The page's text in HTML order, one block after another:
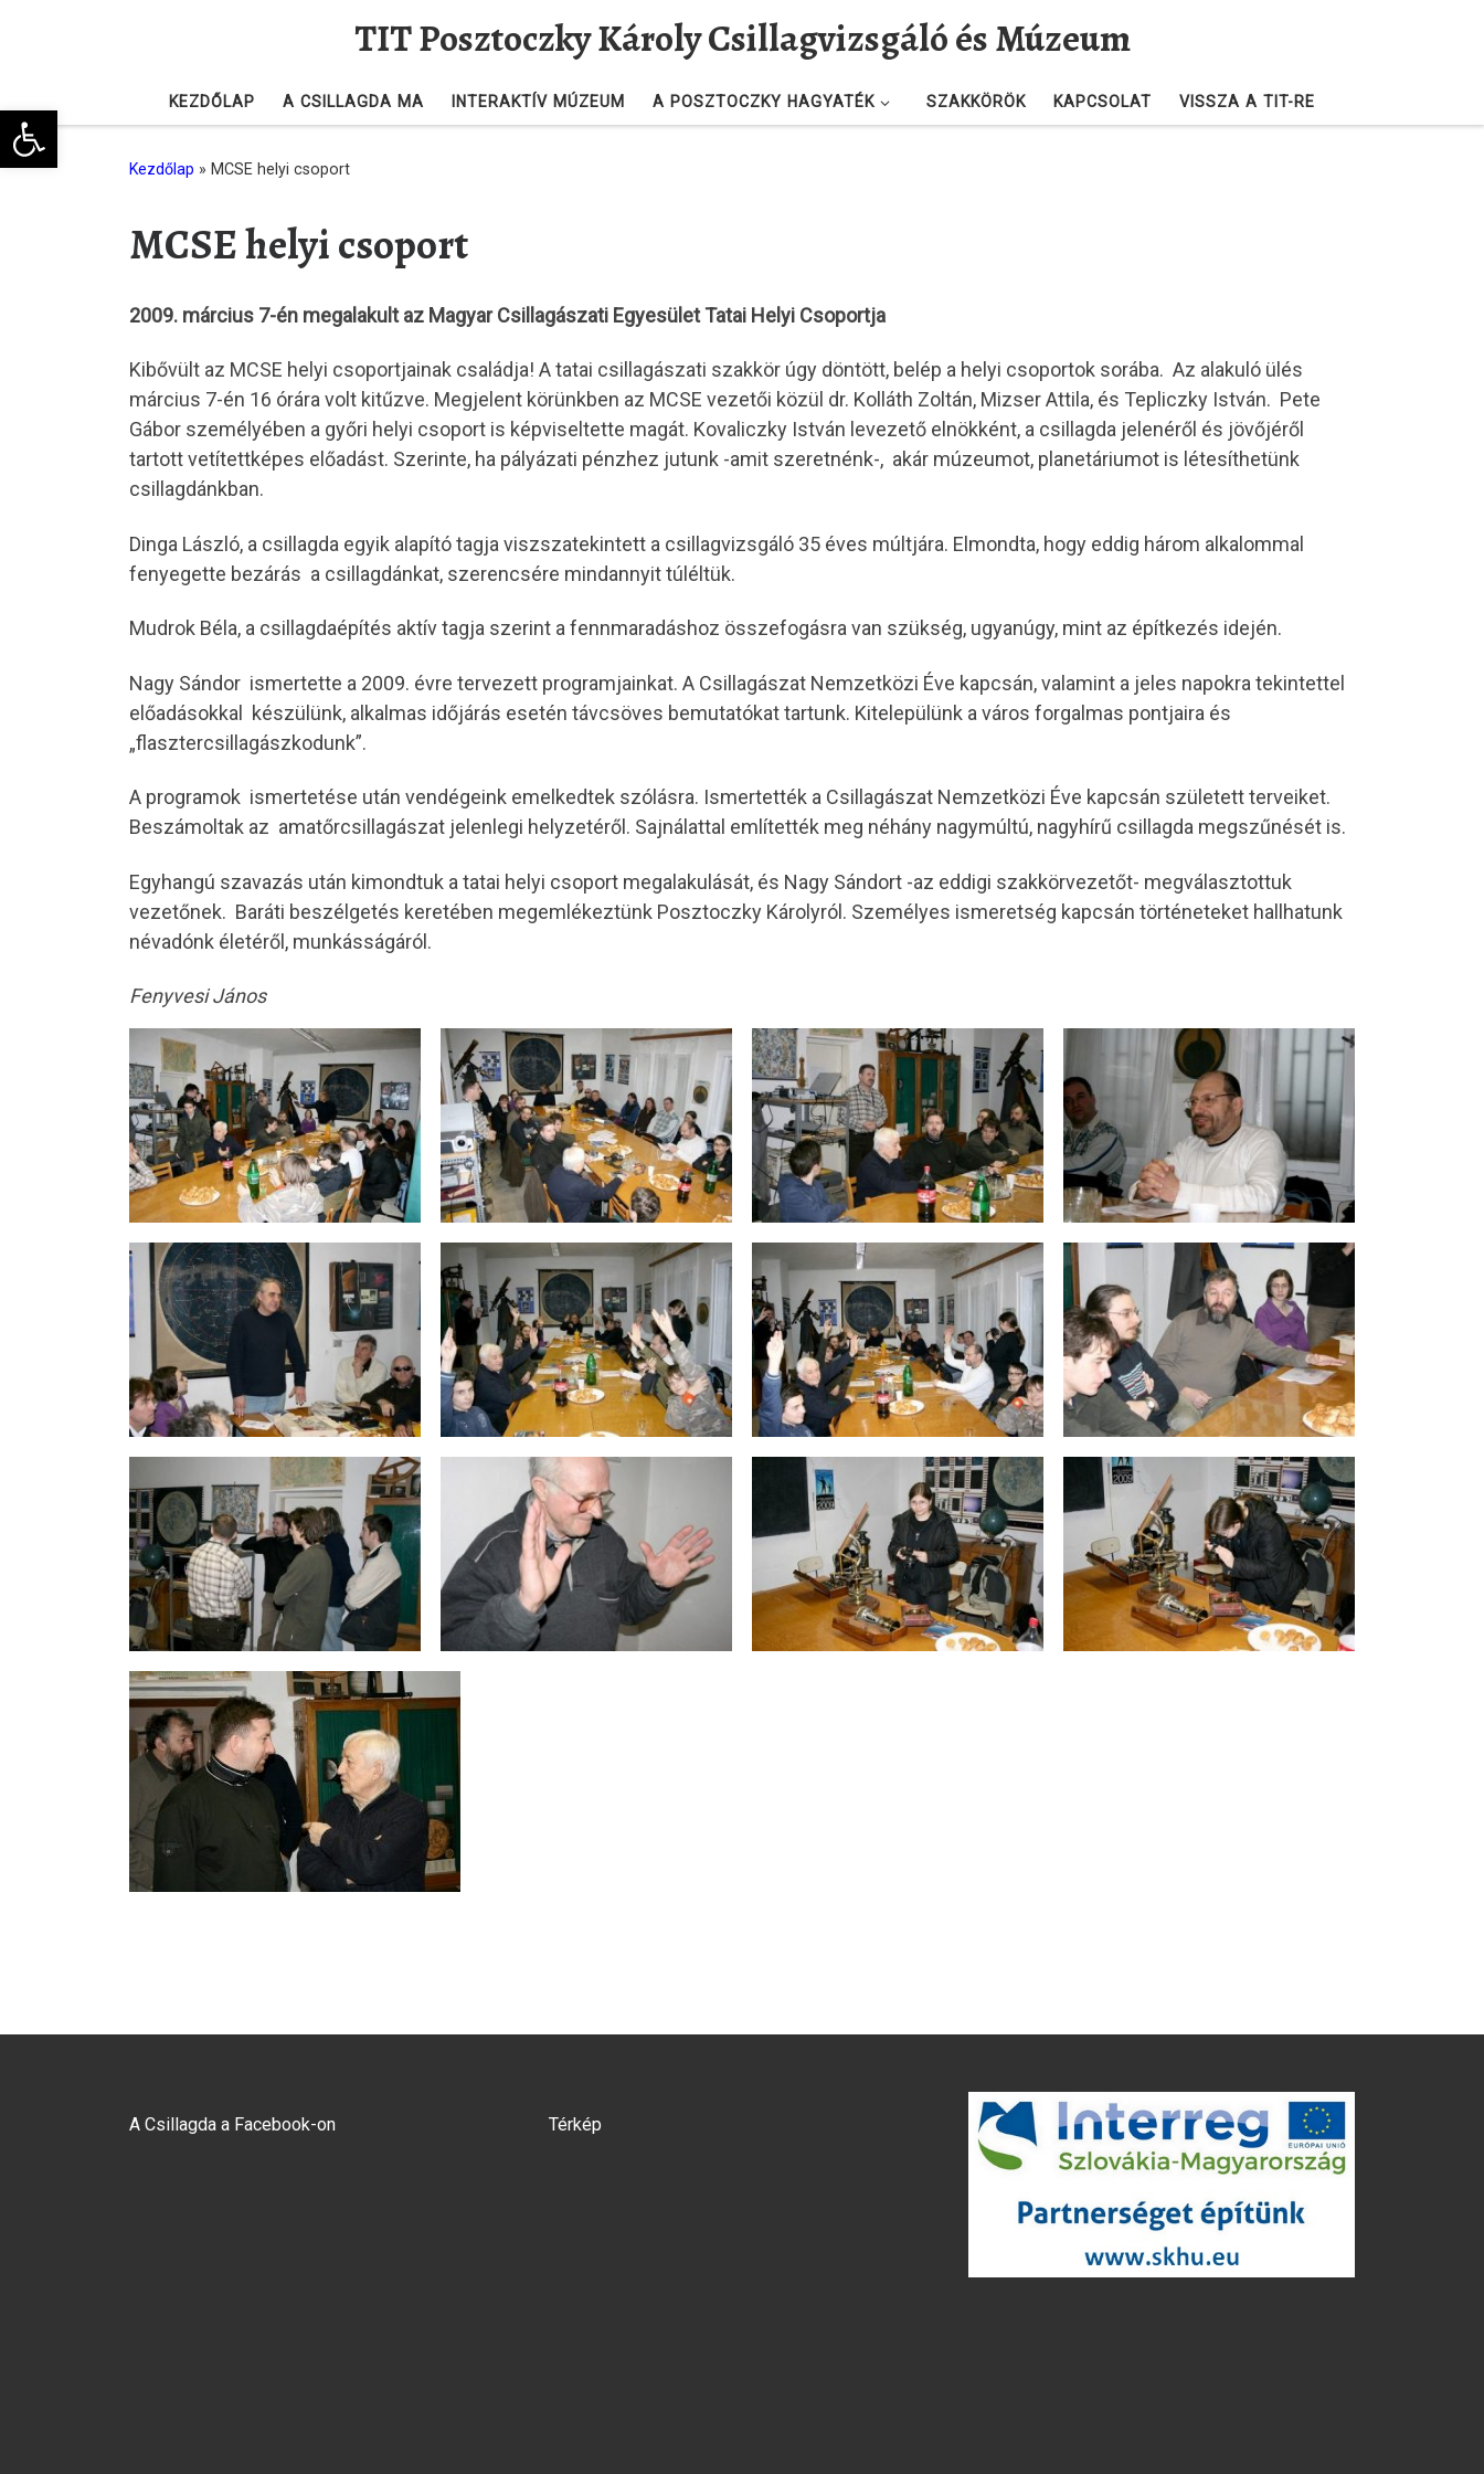
Eszköztár megnyitása
TIT Posztoczky Károly Csillagvizsgáló és Múzeum
KEZDŐLAP A CSILLAGDA MA INTERAKTÍV MÚZEUM A POSZTOCZKY HAGYATÉK SZAKKÖRÖK KAPCSOLAT VISSZA A TIT-RE
Kezdőlap » MCSE helyi csoport
MCSE helyi csoport
2009. március 7-én megalakult az Magyar Csillagászati Egyesület Tatai Helyi Csoportja
Kibővült az MCSE helyi csoportjainak családja! A tatai csillagászati szakkör úgy döntött, belép a helyi csoportok sorába. Az alakuló ülés
március 7-én 16 órára volt kitűzve. Megjelent körünkben az MCSE vezetői közül dr. Kolláth Zoltán, Mizser Attila, és Tepliczky István. Pete
Gábor személyében a győri helyi csoport is képviseltette magát. Kovaliczky István levezető elnökként, a csillagda jelenéről és jövőjéről
tartott vetítettképes előadást. Szerinte, ha pályázati pénzhez jutunk -amit szeretnénk-, akár múzeumot, planetáriumot is létesíthetünk
csillagdánkban.
Dinga László, a csillagda egyik alapító tagja viszszatekintett a csillagvizsgáló 35 éves múltjára. Elmondta, hogy eddig három alkalommal
fenyegette bezárás a csillagdánkat, szerencsére mindannyit túléltük.
Mudrok Béla, a csillagdaépítés aktív tagja szerint a fennmaradáshoz összefogásra van szükség, ugyanúgy, mint az építkezés idején.
Nagy Sándor ismertette a 2009. évre tervezett programjainkat. A Csillagászat Nemzetközi Éve kapcsán, valamint a jeles napokra tekintettel
előadásokkal készülünk, alkalmas időjárás esetén távcsöves bemutatókat tartunk. Kitelepülünk a város forgalmas pontjaira és
„flasztercsillagászkodunk”.
A programok ismertetése után vendégeink emelkedtek szólásra. Ismertették a Csillagászat Nemzetközi Éve kapcsán született terveiket.
Beszámoltak az amatőrcsillagászat jelenlegi helyzetéről. Sajnálattal említették meg néhány nagymúltú, nagyhírű csillagda megszűnését is.
Egyhangú szavazás után kimondtuk a tatai helyi csoport megalakulását, és Nagy Sándort -az eddigi szakkörvezetőt- megválasztottuk
vezetőnek. Baráti beszélgetés keretében megemlékeztünk Posztoczky Károlyról. Személyes ismeretség kapcsán történeteket hallhatunk
névadónk életéről, munkásságáról.
Fenyvesi János
A Csillagda a Facebook-on Térkép